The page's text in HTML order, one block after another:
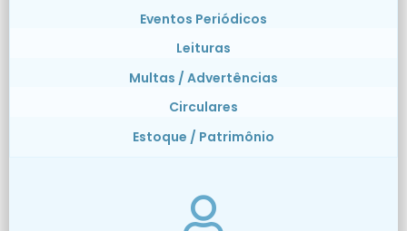
Eventos Periódicos
Leituras
Multas / Advertências
Circulares
Estoque / Patrimônio